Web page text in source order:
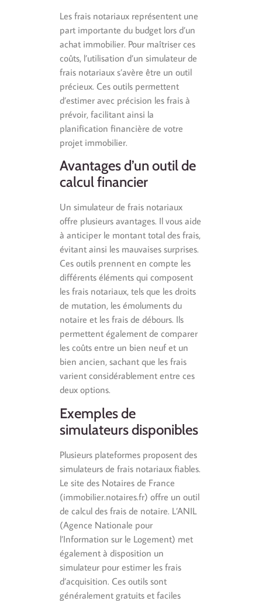
Les frais notariaux représentent une
part importante du budget lors d’un
achat immobilier. Pour maîtriser ces
coûts, l’utilisation d’un simulateur de
frais notariaux s’avère être un outil
précieux. Ces outils permettent
d’estimer avec précision les frais à
prévoir, facilitant ainsi la
planification financière de votre
projet immobilier.
Avantages d’un outil de
calcul financier
Un simulateur de frais notariaux
offre plusieurs avantages. Il vous aide
à anticiper le montant total des frais,
évitant ainsi les mauvaises surprises.
Ces outils prennent en compte les
différents éléments qui composent
les frais notariaux, tels que les droits
de mutation, les émoluments du
notaire et les frais de débours. Ils
permettent également de comparer
les coûts entre un bien neuf et un
bien ancien, sachant que les frais
varient considérablement entre ces
deux options.
Exemples de
simulateurs disponibles
Plusieurs plateformes proposent des
simulateurs de frais notariaux fiables.
Le site des Notaires de France
(immobilier.notaires.fr) offre un outil
de calcul des frais de notaire. L’ANIL
(Agence Nationale pour
l’Information sur le Logement) met
également à disposition un
simulateur pour estimer les frais
d’acquisition. Ces outils sont
généralement gratuits et faciles